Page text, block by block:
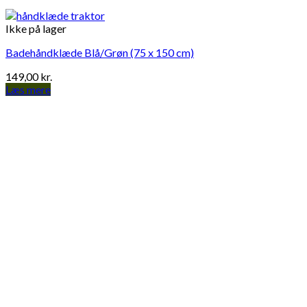
Ikke på lager
Badehåndklæde Blå/Grøn (75 x 150 cm)
149,00kr.
Læs mere